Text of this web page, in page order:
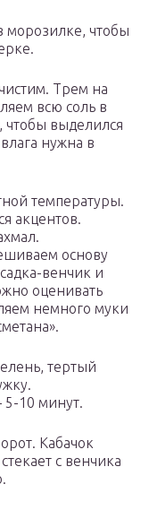
морозилке, чтобы
Трем на
всю соль в
выделился
нужна в
температуры.
акцентов.
основу
венчик и
оценивать
немного муки
тертый
10 минут.
Кабачок
с венчика